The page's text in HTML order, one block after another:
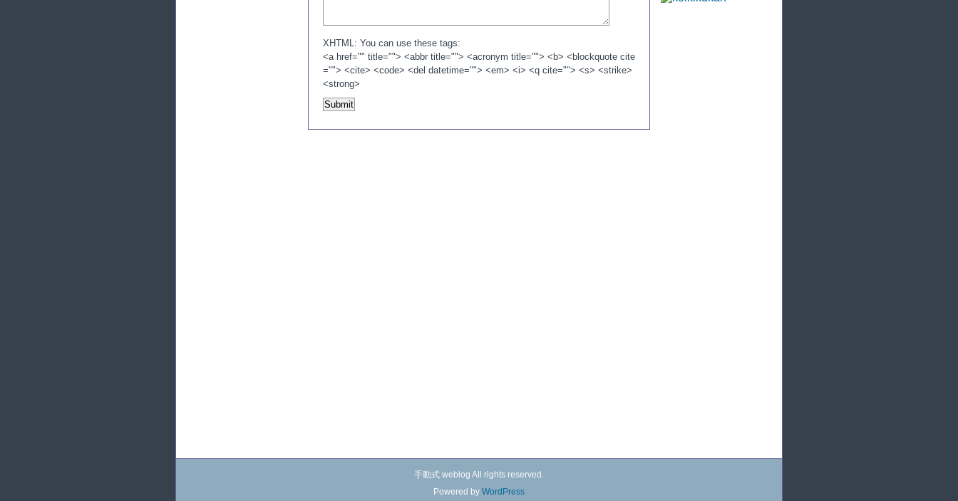
XHTML: You can use these tags:
<a href="" title=""> <abbr title=""> <acronym title=""> <b> <blockquote cite
=""> <cite> <code> <del datetime=""> <em> <i> <q cite=""> <s> <strike>
<strong>
手動式 weblog All rights reserved.
Powered by WordPress